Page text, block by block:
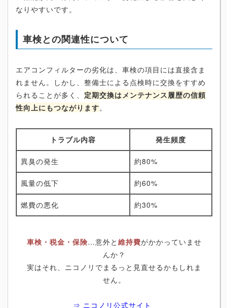
なりやすいです。
車検との関連性について
エアコンフィルターの劣化は、車検の項目には直接含ま
れません。しかし、整備士による点検時に交換をすすめ
られることが多く、 定期交換はメンテナンス履歴の信頼
性向上にもつながります。
トラブル内容 発生頻度
異臭の発生 約80%
風量の低下 約60%
燃費の悪化 約30%
車検・税金・保険…意外と 維持費がかかっていませ
んか？
実はそれ、ニコノリでまるっと見直せるかもしれま
せん。
⇒ ニコノリ公式サイト